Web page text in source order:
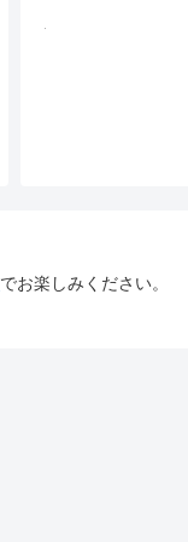
でお楽しみください。